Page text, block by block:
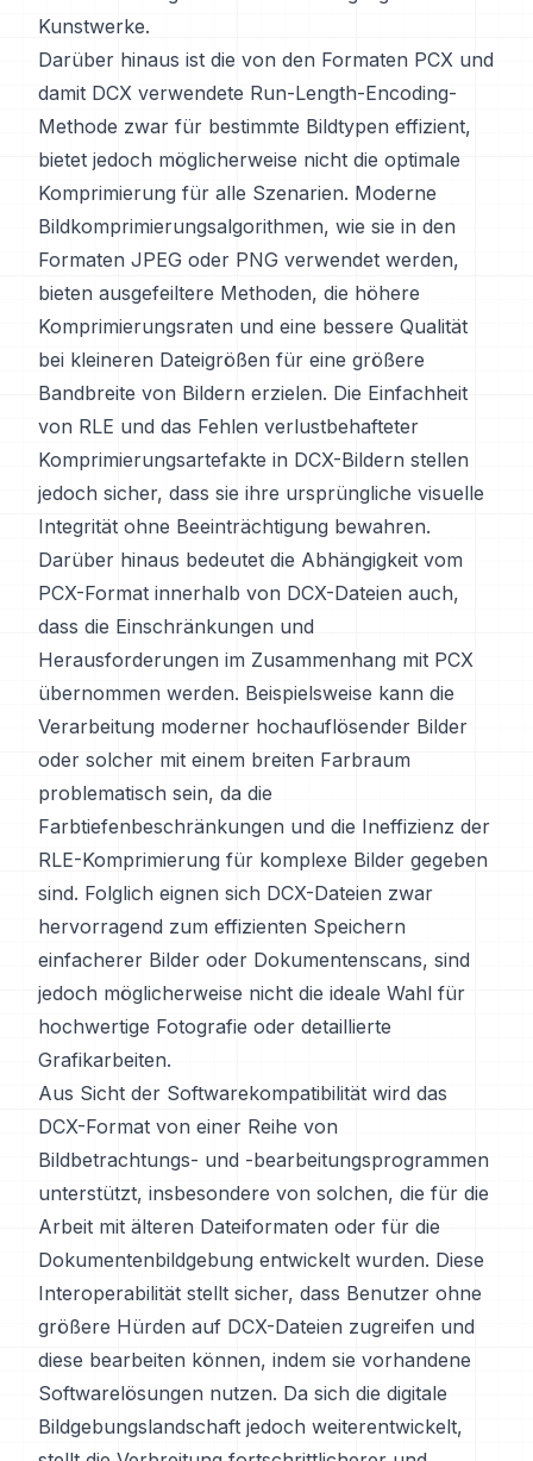
Kunstwerke.
Darüber hinaus ist die von den Formaten PCX und
damit DCX verwendete Run-Length-Encoding-
Methode zwar für bestimmte Bildtypen effizient,
bietet jedoch möglicherweise nicht die optimale
Komprimierung für alle Szenarien. Moderne
Bildkomprimierungsalgorithmen, wie sie in den
Formaten JPEG oder PNG verwendet werden,
bieten ausgefeiltere Methoden, die höhere
Komprimierungsraten und eine bessere Qualität
bei kleineren Dateigrößen für eine größere
Bandbreite von Bildern erzielen. Die Einfachheit
von RLE und das Fehlen verlustbehafteter
Komprimierungsartefakte in DCX-Bildern stellen
jedoch sicher, dass sie ihre ursprüngliche visuelle
Integrität ohne Beeinträchtigung bewahren.
Darüber hinaus bedeutet die Abhängigkeit vom
PCX-Format innerhalb von DCX-Dateien auch,
dass die Einschränkungen und
Herausforderungen im Zusammenhang mit PCX
übernommen werden. Beispielsweise kann die
Verarbeitung moderner hochauflösender Bilder
oder solcher mit einem breiten Farbraum
problematisch sein, da die
Farbtiefenbeschränkungen und die Ineffizienz der
RLE-Komprimierung für komplexe Bilder gegeben
sind. Folglich eignen sich DCX-Dateien zwar
hervorragend zum effizienten Speichern
einfacherer Bilder oder Dokumentenscans, sind
jedoch möglicherweise nicht die ideale Wahl für
hochwertige Fotografie oder detaillierte
Grafikarbeiten.
Aus Sicht der Softwarekompatibilität wird das
DCX-Format von einer Reihe von
Bildbetrachtungs- und -bearbeitungsprogrammen
unterstützt, insbesondere von solchen, die für die
Arbeit mit älteren Dateiformaten oder für die
Dokumentenbildgebung entwickelt wurden. Diese
Interoperabilität stellt sicher, dass Benutzer ohne
größere Hürden auf DCX-Dateien zugreifen und
diese bearbeiten können, indem sie vorhandene
Softwarelösungen nutzen. Da sich die digitale
Bildgebungslandschaft jedoch weiterentwickelt,